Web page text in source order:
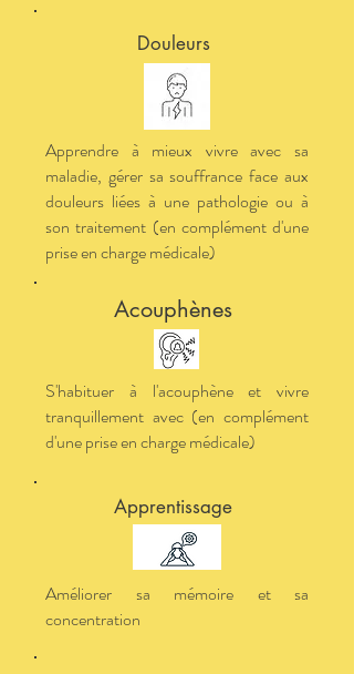
Douleurs
Apprendre à mieux vivre avec sa
maladie, gérer sa souffrance face aux
douleurs liées à une pathologie ou à
son traitement (en complément d'une
prise en charge médicale)
Acouphènes
S'habituer à l'acouphène et vivre
tranquillement avec (en complément
d'une prise en charge médicale)
Apprentissage
Améliorer sa mémoire et sa
concentration